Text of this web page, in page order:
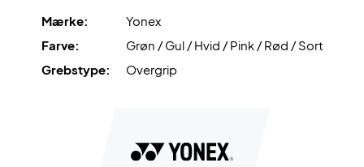
Mærke:
Yonex
Farve:
Grøn / Gul / Hvid / Pink / Rød / Sort
Grebstype:
Overgrip